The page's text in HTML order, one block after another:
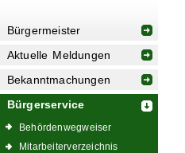
Bürgermeister
Aktuelle Meldungen
Bekanntmachungen
Bürgerservice
Behördenwegweiser
Mitarbeiterverzeichnis